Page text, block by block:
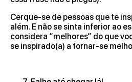
Cerque-se de pessoas que te
além. E não se sinta inferior ao
considera “melhores” do que
se inspirado(a) a tornar-se